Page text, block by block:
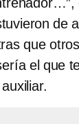
de
que
el que